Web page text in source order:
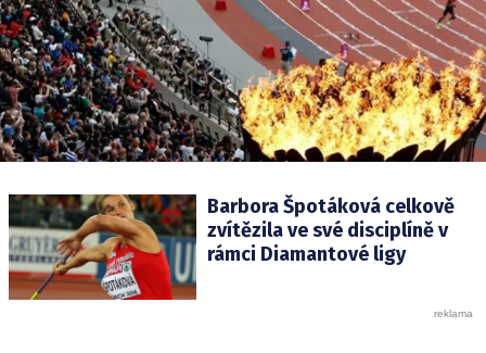
Barbora Špotáková celkově
zvítězila ve své disciplíně v
rámci Diamantové ligy